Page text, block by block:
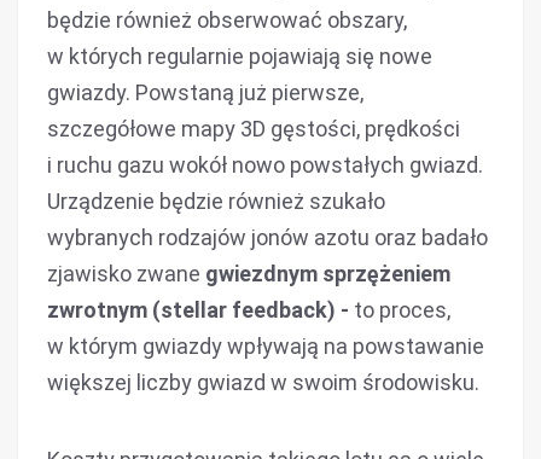
będzie również obserwować obszary,
w których regularnie pojawiają się nowe
gwiazdy. Powstaną już pierwsze,
szczegółowe mapy 3D gęstości, prędkości
i ruchu gazu wokół nowo powstałych gwiazd.
Urządzenie będzie również szukało
wybranych rodzajów jonów azotu oraz badało
zjawisko zwane gwiezdnym sprzężeniem
zwrotnym (stellar feedback) - to proces,
w którym gwiazdy wpływają na powstawanie
większej liczby gwiazd w swoim środowisku.